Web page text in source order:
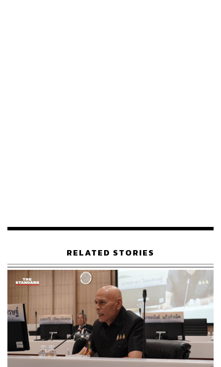
จำนวน วิธีใช้ ระยะเวลาในการใช้ ส่วนใบแจ้งราคายา
ต้องประกอบด้วยชื่อยาตามใบสั่งยา และราคาต่อหน่วย
ทั้งนี้ หากไม่ปฏิบัติตามจะมีโทษจำคุกไม่เกิน 5 ปี ปรับไม่เกิน
100,000 บาท หรือทั้งจำทั้งปรับ
3. การรักษาที่สมเหตุสมผล (Reasonable Treatment) ให้มี
การแต่งตั้งคณะอนุกรรมการในส่วนกลางและส่วนจังหวัด
เป็นผู้พิจารณาวินิจฉัย กรณีมีข้อร้องเรียนเกี่ยวกับการให้
บริการรักษาพยาบาลที่เกินความจำเป็น และ/หรือการคิดค่า
RELATED STORIES